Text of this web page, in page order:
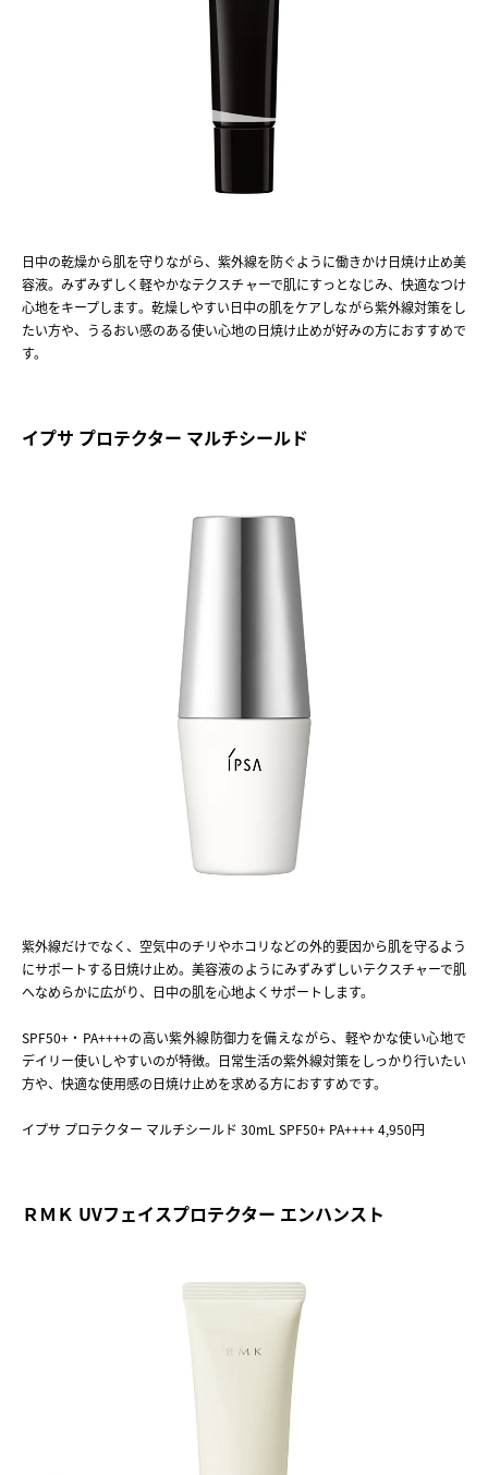
日中の乾燥から肌を守りながら、紫外線を防ぐように働きかけ日焼け止め美
容液。みずみずしく軽やかなテクスチャーで肌にすっとなじみ、快適なつけ
心地をキープします。乾燥しやすい日中の肌をケアしながら紫外線対策をし
たい方や、うるおい感のある使い心地の日焼け止めが好みの方におすすめで
す。
イプサ プロテクター マルチシールド
紫外線だけでなく、空気中のチリやホコリなどの外的要因から肌を守るよう
にサポートする日焼け止め。美容液のようにみずみずしいテクスチャーで肌
へなめらかに広がり、日中の肌を心地よくサポートします。
SPF50+・PA++++の高い紫外線防御力を備えながら、軽やかな使い心地で
デイリー使いしやすいのが特徴。日常生活の紫外線対策をしっかり行いたい
方や、快適な使用感の日焼け止めを求める方におすすめです。
イプサ プロテクター マルチシールド 30mL SPF50+ PA++++ 4,950円
ＲＭＫ UVフェイスプロテクター エンハンスト